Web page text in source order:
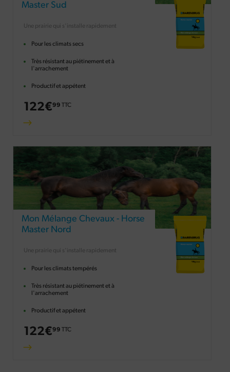
Master Sud
Une prairie qui s'installe rapidement
Pour les climats secs
Très résistant au piétinement et à
l'arrachement
Productif et appétent
122€99 TTC
Mon Mélange Chevaux - Horse
Master Nord
Une prairie qui s'installe rapidement
Pour les climats tempérés
Très résistant au piétinement et à
l'arrachement
Productif et appétent
122€99 TTC